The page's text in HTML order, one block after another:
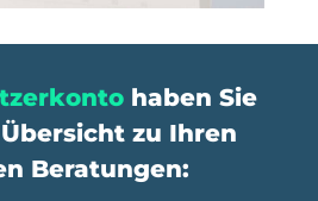
haben Sie
zu Ihren
Beratungen: